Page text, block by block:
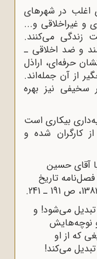
اغلب در شهرهای
و غیراخلاقی و...
زندگی می‌کنند.
و ضد اخلاقی ـ
حرفه‌ای، اراذل
از آن جمله‌اند.
سخیفی نیز بهره
بیکاری است
کارگران شده و
آقای حسین
تاریخ
می‌شود! و
و نوچه‌هایش
که از او
می‌کند!